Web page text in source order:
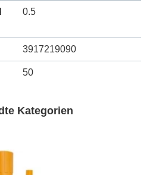
0.5
3917219090
50
Kategorien